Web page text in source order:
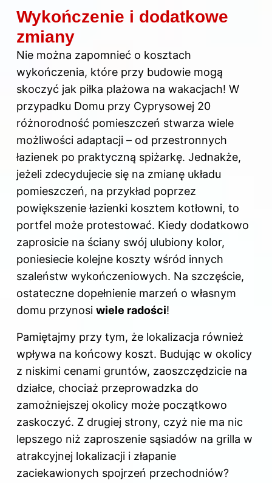
Wykończenie i dodatkowe
zmiany
Nie można zapomnieć o kosztach
wykończenia, które przy budowie mogą
skoczyć jak piłka plażowa na wakacjach! W
przypadku Domu przy Cyprysowej 20
różnorodność pomieszczeń stwarza wiele
możliwości adaptacji – od przestronnych
łazienek po praktyczną spiżarkę. Jednakże,
jeżeli zdecydujecie się na zmianę układu
pomieszczeń, na przykład poprzez
powiększenie łazienki kosztem kotłowni, to
portfel może protestować. Kiedy dodatkowo
zaprosicie na ściany swój ulubiony kolor,
poniesiecie kolejne koszty wśród innych
szaleństw wykończeniowych. Na szczęście,
ostateczne dopełnienie marzeń o własnym
domu przynosi wiele radości!
Pamiętajmy przy tym, że lokalizacja również
wpływa na końcowy koszt. Budując w okolicy
z niskimi cenami gruntów, zaoszczędzicie na
działce, chociaż przeprowadzka do
zamożniejszej okolicy może początkowo
zaskoczyć. Z drugiej strony, czyż nie ma nic
lepszego niż zaproszenie sąsiadów na grilla w
atrakcyjnej lokalizacji i złapanie
zaciekawionych spojrzeń przechodniów?